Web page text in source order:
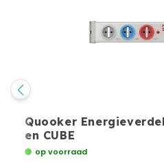
Quooker
en CUBE
op voorraad